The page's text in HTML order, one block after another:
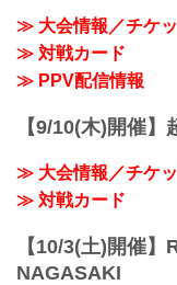
≫ 大会情報／チケ
≫ 対戦カード
≫ PPV配信情報
【9/10(木)開催
≫ 大会情報／チケ
≫ 対戦カード
【10/3(土)開催
NAGASAKI